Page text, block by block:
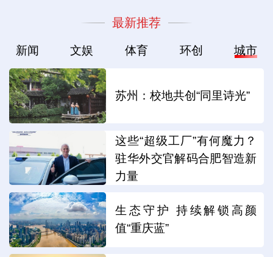
最新推荐
新闻 文娱 体育 环创 城市
苏州：校地共创“同里诗光”
这些“超级工厂”有何魔力？
驻华外交官解码合肥智造新
力量
生态守护 持续解锁高颜
值“重庆蓝”